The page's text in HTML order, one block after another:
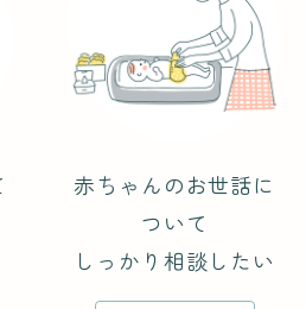
赤ちゃんのお世話に
ついて
しっかり相談したい